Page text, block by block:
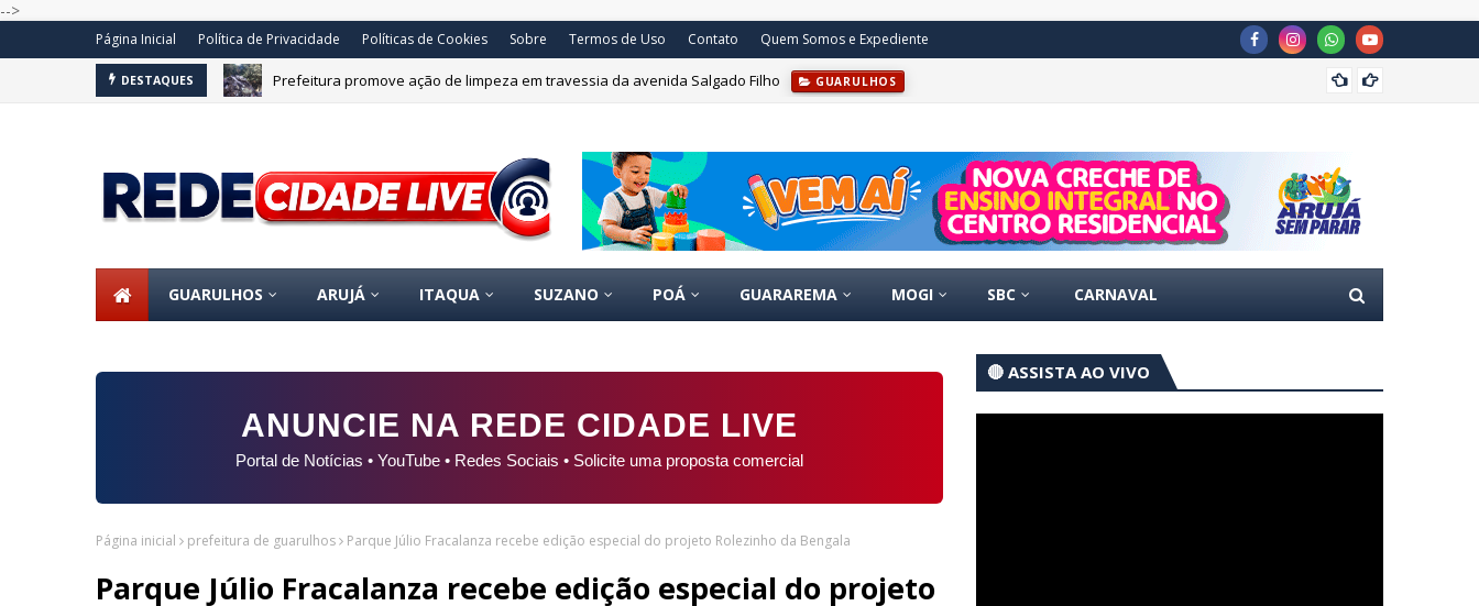
-->
Página Inicial Política de Privacidade Políticas de Cookies Sobre Termos de Uso Contato Quem Somos e Expediente
DESTAQUES Prefeitura promove ação de limpeza em travessia da avenida Salgado Filho GUARULHOS
GUARULHOS ARUJÁ ITAQUA SUZANO POÁ GUARAREMA MOGI SBC CARNAVAL
ANUNCIE NA REDE CIDADE LIVE
Portal de Notícias • YouTube • Redes Sociais • Solicite uma proposta comercial
Página inicial prefeitura de guarulhos Parque Júlio Fracalanza recebe edição especial do projeto Rolezinho da Bengala
Parque Júlio Fracalanza recebe edição especial do projeto
🔴 ASSISTA AO VIVO